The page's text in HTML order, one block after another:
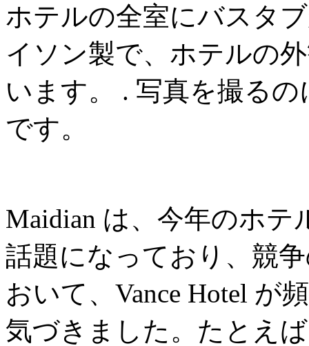
ホテルの全室にバスタ
イソン製で、ホテルの
います。 . 写真を撮る
です。
Maidian は、今年のホテ
話題になっており、競
おいて、Vance Hotel が
気づきました。たとえ